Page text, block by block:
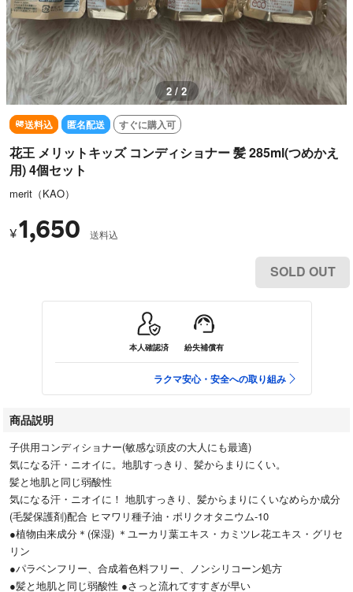
1 / 2
送料込 匿名配送 すぐに購入可
花王 メリットキッズ コンディショナー 髪 285ml(つめかえ
用) 4個セット
merit（KAO）
¥1,650 送料込
SOLD OUT
本人確認済 紛失補償有
ラクマ安心・安全への取り組み
商品説明
子供用コンディショナー(敏感な頭皮の大人にも最適)
気になる汗・ニオイに。地肌すっきり、髪からまりにくい。
髪と地肌と同じ弱酸性
気になる汗・ニオイに！ 地肌すっきり、髪からまりにくいなめらか成分
(毛髪保護剤)配合 ヒマワリ種子油・ポリクオタニウム-10
●植物由来成分＊(保湿) ＊ユーカリ葉エキス・カミツレ花エキス・グリセ
リン
●パラベンフリー、合成着色料フリー、ノンシリコーン処方
●髪と地肌と同じ弱酸性 ●さっと流れてすすぎが早い